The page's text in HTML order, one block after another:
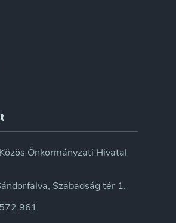
Önkormányzati Hivatal
Szabadság tér 1.
961